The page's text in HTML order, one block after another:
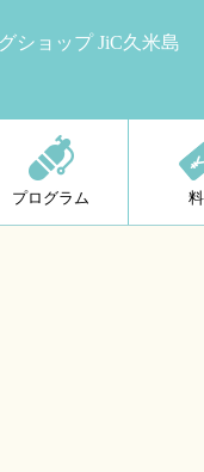
ショップ JiC久米島
プログラム